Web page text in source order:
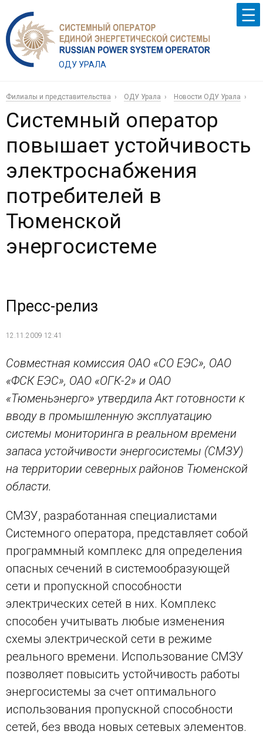
ОДУ УРАЛА
Филиалы и представительства ОДУ Урала Новости ОДУ Урала
Системный оператор
повышает устойчивость
электроснабжения
потребителей в
Тюменской
энергосистеме
Пресс-релиз
12.11.2009 12:41
Совместная комиссия ОАО «СО ЕЭС», ОАО
«ФСК ЕЭС», ОАО «ОГК-2» и ОАО
«Тюменьэнерго» утвердила Акт готовности к
вводу в промышленную эксплуатацию
системы мониторинга в реальном времени
запаса устойчивости энергосистемы (СМЗУ)
на территории северных районов Тюменской
области.
СМЗУ, разработанная специалистами
Системного оператора, представляет собой
программный комплекс для определения
опасных сечений в системообразующей
сети и пропускной способности
электрических сетей в них. Комплекс
способен учитывать любые изменения
схемы электрической сети в режиме
реального времени. Использование СМЗУ
позволяет повысить устойчивость работы
энергосистемы за счет оптимального
использования пропускной способности
сетей, без ввода новых сетевых элементов.